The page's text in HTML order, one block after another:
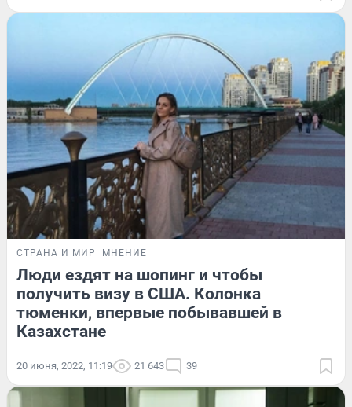
СТРАНА И МИР МНЕНИЕ
Люди ездят на шопинг и чтобы
получить визу в США. Колонка
тюменки, впервые побывавшей в
Казахстане
20 июня, 2022, 11:19 21 643 39